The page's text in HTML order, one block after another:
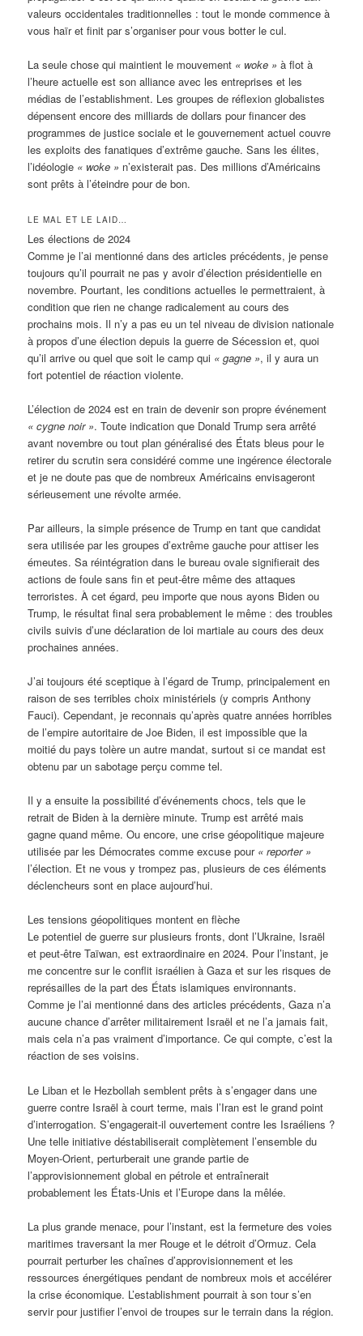
valeurs occidentales traditionnelles : tout le monde commence à
vous haïr et finit par s’organiser pour vous botter le cul.
La seule chose qui maintient le mouvement « woke » à flot à
l’heure actuelle est son alliance avec les entreprises et les
médias de l’establishment. Les groupes de réflexion globalistes
dépensent encore des milliards de dollars pour financer des
programmes de justice sociale et le gouvernement actuel couvre
les exploits des fanatiques d’extrême gauche. Sans les élites,
l’idéologie « woke » n’existerait pas. Des millions d’Américains
sont prêts à l’éteindre pour de bon.
LE MAL ET LE LAID…
Les élections de 2024
Comme je l’ai mentionné dans des articles précédents, je pense
toujours qu’il pourrait ne pas y avoir d’élection présidentielle en
novembre. Pourtant, les conditions actuelles le permettraient, à
condition que rien ne change radicalement au cours des
prochains mois. Il n’y a pas eu un tel niveau de division nationale
à propos d’une élection depuis la guerre de Sécession et, quoi
qu’il arrive ou quel que soit le camp qui « gagne », il y aura un
fort potentiel de réaction violente.
L’élection de 2024 est en train de devenir son propre événement
« cygne noir ». Toute indication que Donald Trump sera arrêté
avant novembre ou tout plan généralisé des États bleus pour le
retirer du scrutin sera considéré comme une ingérence électorale
et je ne doute pas que de nombreux Américains envisageront
sérieusement une révolte armée.
Par ailleurs, la simple présence de Trump en tant que candidat
sera utilisée par les groupes d’extrême gauche pour attiser les
émeutes. Sa réintégration dans le bureau ovale signifierait des
actions de foule sans fin et peut-être même des attaques
terroristes. À cet égard, peu importe que nous ayons Biden ou
Trump, le résultat final sera probablement le même : des troubles
civils suivis d’une déclaration de loi martiale au cours des deux
prochaines années.
J’ai toujours été sceptique à l’égard de Trump, principalement en
raison de ses terribles choix ministériels (y compris Anthony
Fauci). Cependant, je reconnais qu’après quatre années horribles
de l’empire autoritaire de Joe Biden, il est impossible que la
moitié du pays tolère un autre mandat, surtout si ce mandat est
obtenu par un sabotage perçu comme tel.
Il y a ensuite la possibilité d’événements chocs, tels que le
retrait de Biden à la dernière minute. Trump est arrêté mais
gagne quand même. Ou encore, une crise géopolitique majeure
utilisée par les Démocrates comme excuse pour « reporter »
l’élection. Et ne vous y trompez pas, plusieurs de ces éléments
déclencheurs sont en place aujourd’hui.
Les tensions géopolitiques montent en flèche
Le potentiel de guerre sur plusieurs fronts, dont l’Ukraine, Israël
et peut-être Taïwan, est extraordinaire en 2024. Pour l’instant, je
me concentre sur le conflit israélien à Gaza et sur les risques de
représailles de la part des États islamiques environnants.
Comme je l’ai mentionné dans des articles précédents, Gaza n’a
aucune chance d’arrêter militairement Israël et ne l’a jamais fait,
mais cela n’a pas vraiment d’importance. Ce qui compte, c’est la
réaction de ses voisins.
Le Liban et le Hezbollah semblent prêts à s’engager dans une
guerre contre Israël à court terme, mais l’Iran est le grand point
d’interrogation. S’engagerait-il ouvertement contre les Israéliens ?
Une telle initiative déstabiliserait complètement l’ensemble du
Moyen-Orient, perturberait une grande partie de
l’approvisionnement global en pétrole et entraînerait
probablement les États-Unis et l’Europe dans la mêlée.
La plus grande menace, pour l’instant, est la fermeture des voies
maritimes traversant la mer Rouge et le détroit d’Ormuz. Cela
pourrait perturber les chaînes d’approvisionnement et les
ressources énergétiques pendant de nombreux mois et accélérer
la crise économique. L’establishment pourrait à son tour s’en
servir pour justifier l’envoi de troupes sur le terrain dans la région.